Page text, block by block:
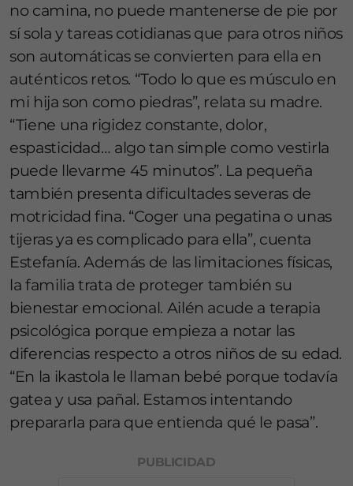
no camina, no puede mantenerse de pie por
sí sola y tareas cotidianas que para otros niños
son automáticas se convierten para ella en
auténticos retos. “Todo lo que es músculo en
mi hija son como piedras”, relata su madre.
“Tiene una rigidez constante, dolor,
espasticidad… algo tan simple como vestirla
puede llevarme 45 minutos”. La pequeña
también presenta dificultades severas de
motricidad fina. “Coger una pegatina o unas
tijeras ya es complicado para ella”, cuenta
Estefanía. Además de las limitaciones físicas,
la familia trata de proteger también su
bienestar emocional. Ailén acude a terapia
psicológica porque empieza a notar las
diferencias respecto a otros niños de su edad.
“En la ikastola le llaman bebé porque todavía
gatea y usa pañal. Estamos intentando
prepararla para que entienda qué le pasa”.
PUBLICIDAD